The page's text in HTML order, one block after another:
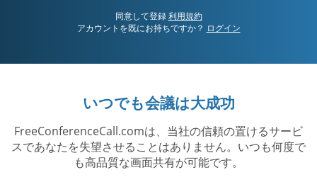
同意して登録利用規約
アカウントを既にお持ちですか？ ログイン
いつでも会議は大成功
FreeConferenceCall.comは、当社の信頼の置けるサービ
スであなたを失望させることはありません。いつも何度で
も高品質な画面共有が可能です。